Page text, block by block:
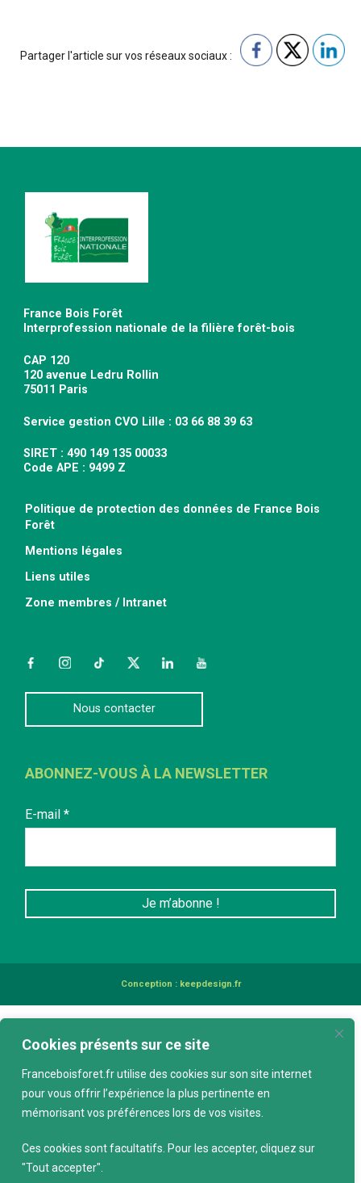
Cookies présents sur ce site
Franceboisforet.fr utilise des cookies sur son site internet
pour vous offrir l’expérience la plus pertinente en
mémorisant vos préférences lors de vos visites.
Ces cookies sont facultatifs. Pour les accepter, cliquez sur
"Tout accepter".
Partager l'article sur vos réseaux sociaux :
France Bois Forêt
Interprofession nationale de la filière forêt-bois
CAP 120
120 avenue Ledru Rollin
75011 Paris
Service gestion CVO Lille : 03 66 88 39 63
SIRET : 490 149 135 00033
Code APE : 9499 Z
Politique de protection des données de France Bois
Forêt
Mentions légales
Liens utiles
Zone membres / Intranet
FacebookInstagramTikTokTwitterLinkedInYouTube
Nous contacter
ABONNEZ-VOUS À LA NEWSLETTER
E-mail *
Conception : keepdesign.fr